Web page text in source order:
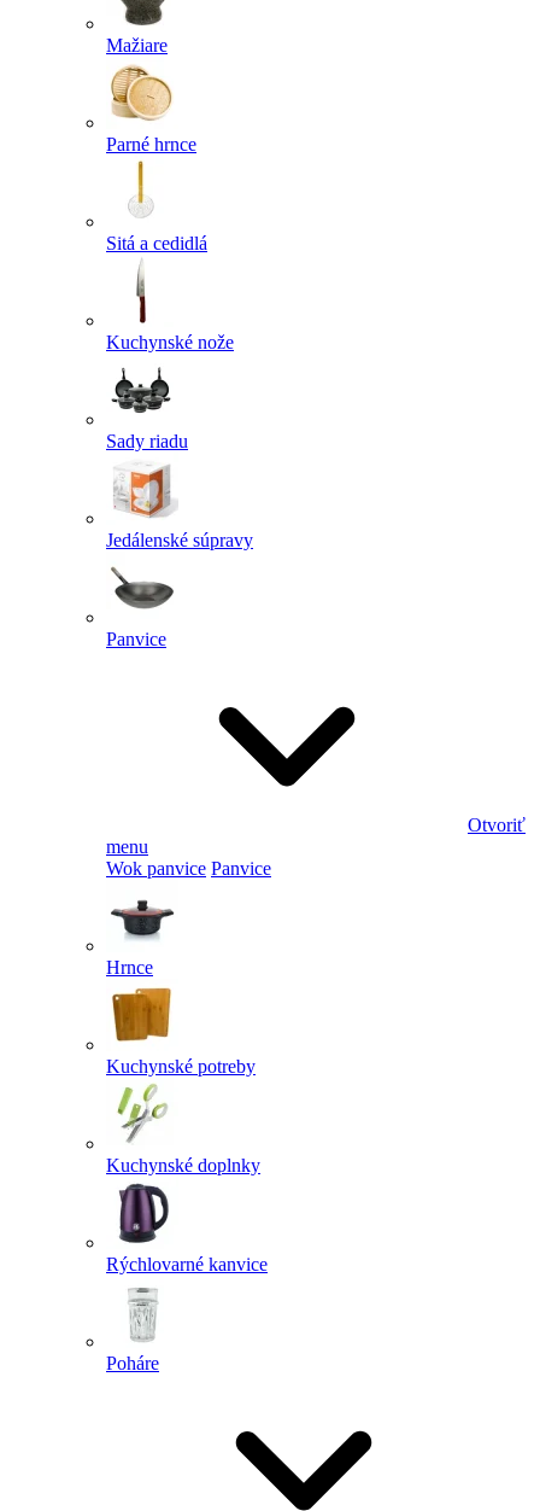
Mažiare
Parné hrnce
Sitá a cedidlá
Kuchynské nože
Sady riadu
Jedálenské súpravy
Panvice
Otvoriť
menu
Wok panvice Panvice
Hrnce
Kuchynské potreby
Kuchynské doplnky
Rýchlovarné kanvice
Poháre